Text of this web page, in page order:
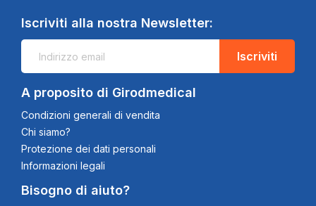
Iscriviti alla nostra Newsletter:
Iscriviti
A proposito di Girodmedical
Condizioni generali di vendita
Chi siamo?
Protezione dei dati personali
Informazioni legali
Bisogno di aiuto?